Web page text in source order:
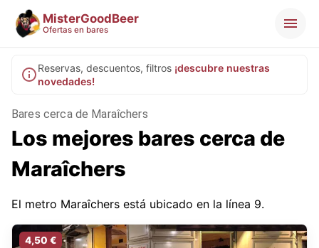
MisterGoodBeer
Ofertas en bares
Reservas, descuentos, filtros ¡descubre nuestras
novedades!
Bares cerca de Maraîchers
Los mejores bares cerca de
Maraîchers
El metro Maraîchers está ubicado en la línea 9.
4,50 €